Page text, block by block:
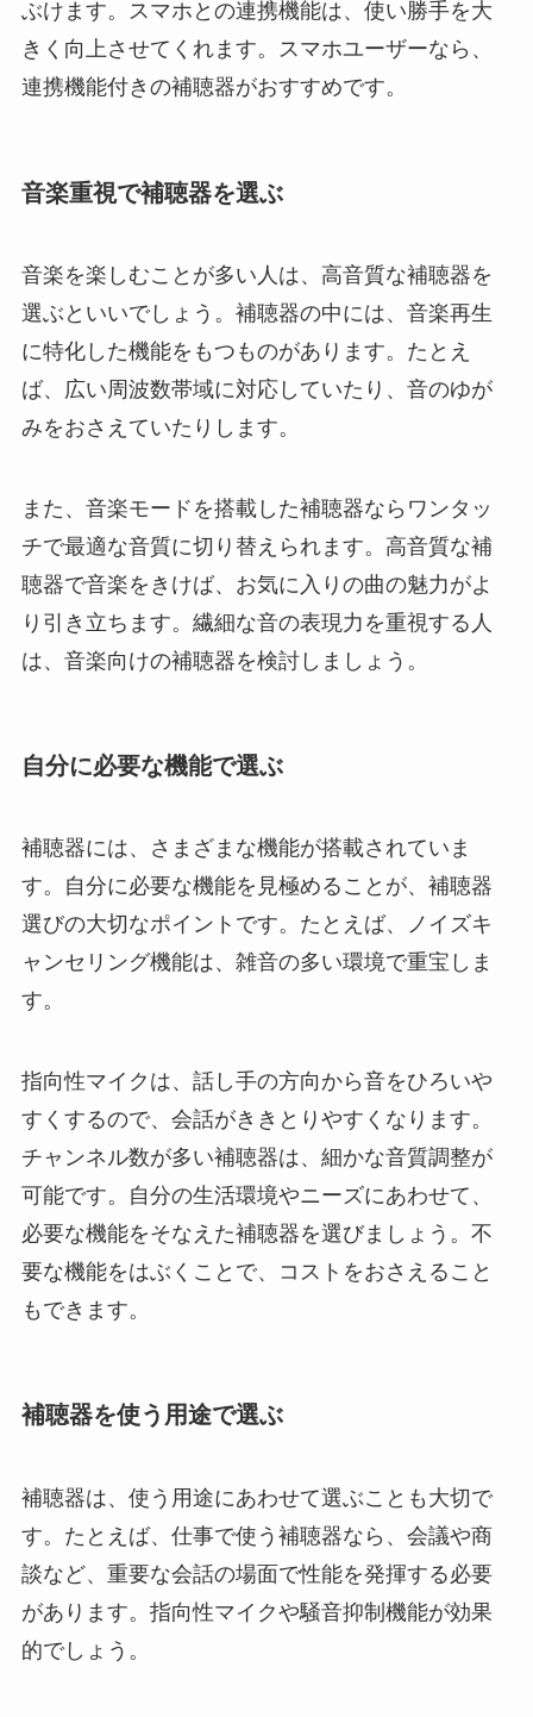
ぶけます。スマホとの連携機能は、使い勝手を大
きく向上させてくれます。スマホユーザーなら、
連携機能付きの補聴器がおすすめです。
音楽重視で補聴器を選ぶ
音楽を楽しむことが多い人は、高音質な補聴器を
選ぶといいでしょう。補聴器の中には、音楽再生
に特化した機能をもつものがあります。たとえ
ば、広い周波数帯域に対応していたり、音のゆが
みをおさえていたりします。
また、音楽モードを搭載した補聴器ならワンタッ
チで最適な音質に切り替えられます。高音質な補
聴器で音楽をきけば、お気に入りの曲の魅力がよ
り引き立ちます。繊細な音の表現力を重視する人
は、音楽向けの補聴器を検討しましょう。
自分に必要な機能で選ぶ
補聴器には、さまざまな機能が搭載されていま
す。自分に必要な機能を見極めることが、補聴器
選びの大切なポイントです。たとえば、ノイズキ
ャンセリング機能は、雑音の多い環境で重宝しま
す。
指向性マイクは、話し手の方向から音をひろいや
すくするので、会話がききとりやすくなります。
チャンネル数が多い補聴器は、細かな音質調整が
可能です。自分の生活環境やニーズにあわせて、
必要な機能をそなえた補聴器を選びましょう。不
要な機能をはぶくことで、コストをおさえること
もできます。
補聴器を使う用途で選ぶ
補聴器は、使う用途にあわせて選ぶことも大切で
す。たとえば、仕事で使う補聴器なら、会議や商
談など、重要な会話の場面で性能を発揮する必要
があります。指向性マイクや騒音抑制機能が効果
的でしょう。